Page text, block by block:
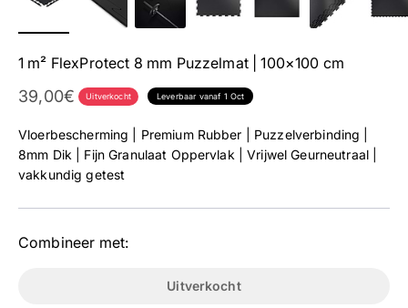
1 m² FlexProtect 8 mm Puzzelmat | 100×100 cm
Aanbieding
39,00€ Uitverkocht Leverbaar vanaf 1 Oct
Vloerbescherming | Premium Rubber | Puzzelverbinding |
8mm Dik | Fijn Granulaat Oppervlak | Vrijwel Geurneutraal |
vakkundig getest
Combineer met:
Uitverkocht